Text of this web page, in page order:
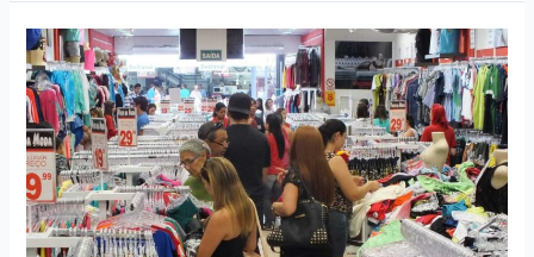
CNC
revisa
para
cima
projeção
de
faturamento
do